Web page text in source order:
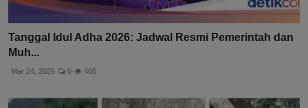
Tanggal Idul Adha 2026: Jadwal Resmi Pemerintah dan
Muh...
Mar 24, 2026 0 405